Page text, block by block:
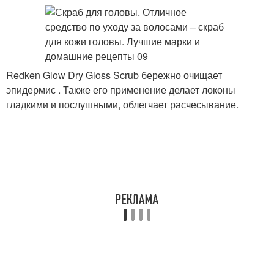
Redken Glow Dry Gloss Scrub бережно очищает
эпидермис . Также его применение делает локоны
гладкими и послушными, облегчает расчесывание.